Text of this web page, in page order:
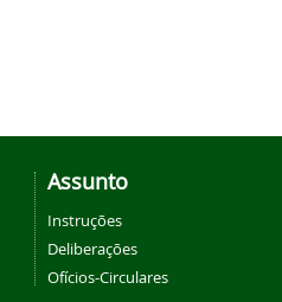
Assunto
Instruções
Deliberações
Ofícios-Circulares